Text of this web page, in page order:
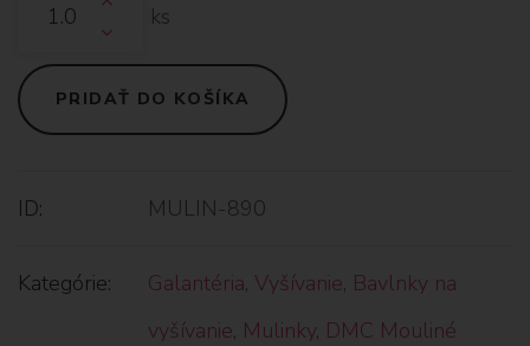
ks
PRIDAŤ DO KOŠÍKA
ID: MULIN-890
Kategórie: Galantéria, Vyšívanie, Bavlnky na
vyšívanie, Mulinky, DMC Mouliné